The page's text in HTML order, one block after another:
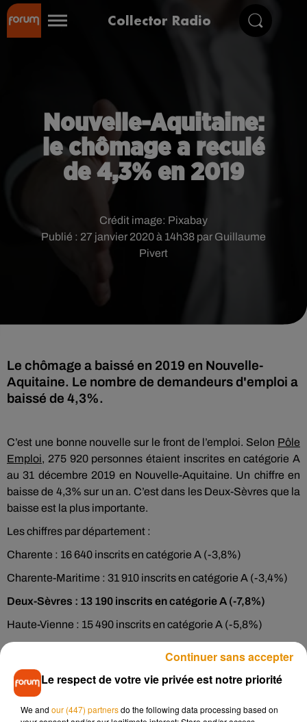
Collector Radio
Nouvelle-Aquitaine:
le chômage a reculé
de 4,3% en 2019
Publié : 27 janvier 2020 à 14h38 par Guillaume
Pivert
Crédit image: Pixabay
Le chômage a baissé en 2019 en Nouvelle-
Aquitaine. Le nombre de demandeurs d'emploi a
baissé de 4,3%.
C’est une bonne nouvelle sur le front de l’emploi. Selon Pôle
Emploi, 275 920 personnes étaient inscrites en catégorie A
au 31 décembre 2019 en Nouvelle-Aquitaine. Un chiffre en
baisse de 4,3% sur un an. C’est dans les Deux-Sèvres que la
baisse est la plus importante.
Les chiffres par département :
Charente : 16 640 inscrits en catégorie A (-3,8%)
Charente-Maritime : 31 910 inscrits en catégorie A (-3,4%)
Deux-Sèvres : 13 190 inscrits en catégorie A (-7,8%)
Haute-Vienne : 15 490 inscrits en catégorie A (-5,8%)
Vienne : 16 190 inscrits en catégorie A (-7,1%)
Par ailleurs, le nombre de demandeurs d’emploi tenus de
rechercher un emploi, ayant ou non exercé une activité
Le respect de votre vie privée est notre priorité
We and our (447) partnersdo the following data processing based on
Continuer sans accepter